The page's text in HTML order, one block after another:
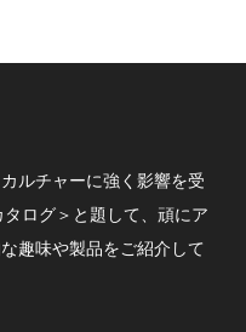
ルチャーに強く影響を受
タログ＞と題して、頑にア
趣味や製品をご紹介して